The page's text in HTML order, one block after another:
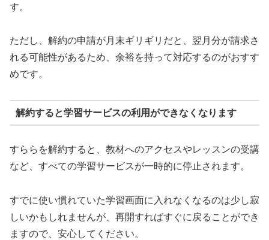
す。
ただし、解約の申請が月末ギリギリだと、翌月分が請求さ
れる可能性があるため、余裕を持って対応するのがおすす
めです。
解約すると学習サービスの利用ができなくなります
すららを解約すると、教材へのアクセスやレッスンの受講
など、すべての学習サービスが一時的に停止されます。
すでに使い慣れていた学習画面に入れなくなるのは少し寂
しいかもしれませんが、再開すればすぐに戻ることができ
ますので、安心してください。